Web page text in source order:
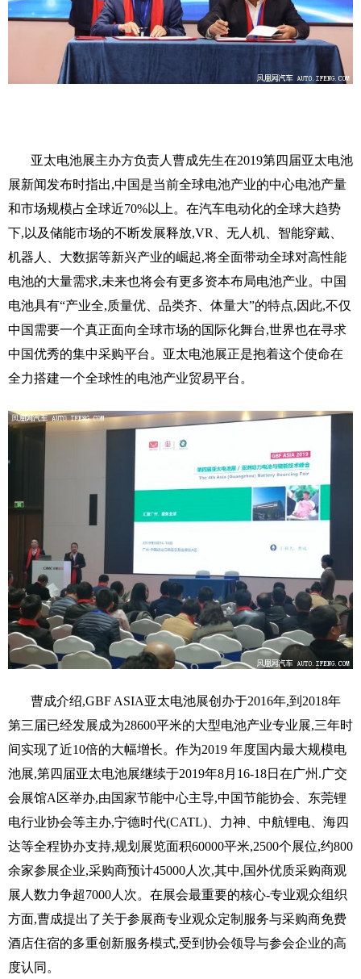
亚太电池展主办方负责人曹成先生在2019第四届亚太电池
展新闻发布时指出,中国是当前全球电池产业的中心电池产量
和市场规模占全球近70%以上。在汽车电动化的全球大趋势
下,以及储能市场的不断发展释放,VR、无人机、智能穿戴、
机器人、大数据等新兴产业的崛起,将全面带动全球对高性能
电池的大量需求,未来也将会有更多资本布局电池产业。中国
电池具有“产业全,质量优、品类齐、体量大”的特点,因此,不仅
中国需要一个真正面向全球市场的国际化舞台,世界也在寻求
中国优秀的集中采购平台。亚太电池展正是抱着这个使命在
全力搭建一个全球性的电池产业贸易平台。
曹成介绍,GBF ASIA亚太电池展创办于2016年,到2018年
第三届已经发展成为28600平米的大型电池产业专业展,三年时
间实现了近10倍的大幅增长。作为2019 年度国内最大规模电
池展,第四届亚太电池展继续于2019年8月16-18日在广州.广交
会展馆A区举办,由国家节能中心主导,中国节能协会、东莞锂
电行业协会等主办,宁德时代(CATL)、力神、中航锂电、海四
达等全程协办支持,规划展览面积60000平米,2500个展位,约800
余家参展企业,采购商预计45000人次,其中,国外优质采购商观
展人数力争超7000人次。在展会最重要的核心-专业观众组织
方面,曹成提出了关于参展商专业观众定制服务与采购商免费
酒店住宿的多重创新服务模式,受到协会领导与参会企业的高
度认同。